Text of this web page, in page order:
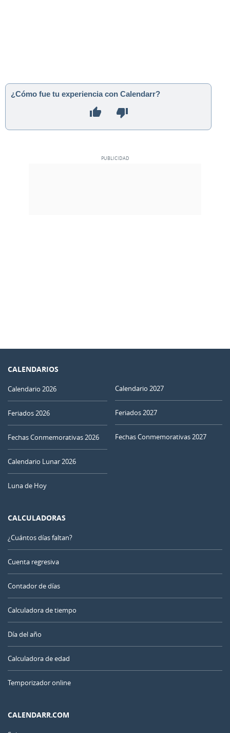
¿Cómo fue tu experiencia con Calendarr?
CALENDARIOS
Calendario 2026
Feriados 2026
Fechas Conmemorativas 2026
Calendario Lunar 2026
Luna de Hoy
Calendario 2027
Feriados 2027
Fechas Conmemorativas 2027
CALCULADORAS
¿Cuántos días faltan?
Cuenta regresiva
Contador de días
Calculadora de tiempo
Día del año
Calculadora de edad
Temporizador online
CALENDARR.COM